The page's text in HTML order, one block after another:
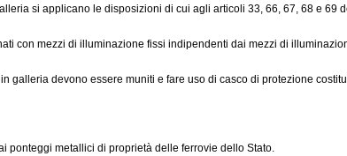
si applicano le disposizioni di cui agli articoli 33, 66, 67, 68 e 69
mezzi di illuminazione fissi indipendenti dai mezzi di
devono essere muniti e fare uso di casco di protezione
ponteggi metallici di proprietà delle ferrovie dello Stato.